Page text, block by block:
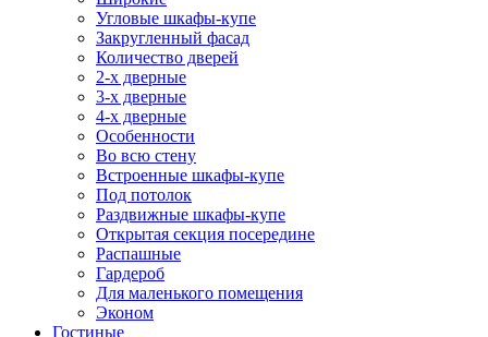
Угловые шкафы-купе
Закругленный фасад
Количество дверей
2-х дверные
3-х дверные
4-х дверные
Особенности
Во всю стену
Встроенные шкафы-купе
Под потолок
Раздвижные шкафы-купе
Открытая секция посередине
Распашные
Гардероб
Для маленького помещения
Эконом
Гостиные